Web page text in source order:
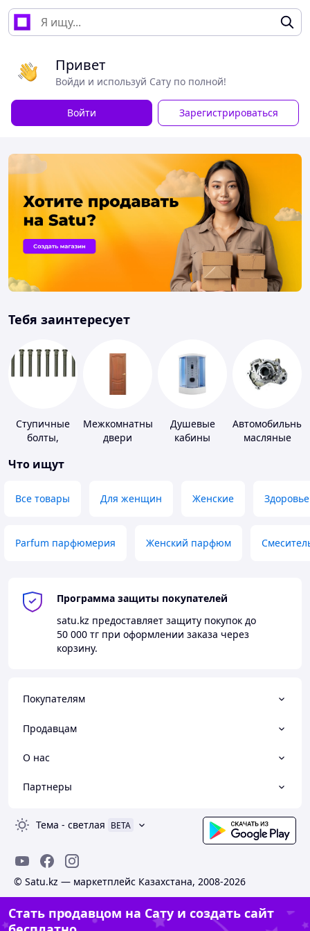
Привет
Войди и используй Сату по полной!
Войти Зарегистрироваться
Тебя заинтересует
Ступичные
болты,
гайки
Межкомнатные
двери
Душевые
кабины
Автомобильные
масляные
Что ищут
Все товары Для женщин Женские Здоровье
Parfum парфюмерия Женский парфюм
Программа защиты покупателей
satu.kz предоставляет защиту покупок до
50 000 тг при оформлении заказа через
корзину.
Покупателям
Продавцам
О нас
Партнеры
Тема - светлая BETA
© Satu.kz — маркетплейс Казахстана, 2008-2026
Стать продавцом на Сату и создать сайт